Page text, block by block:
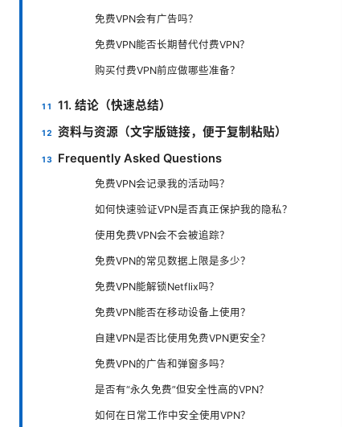
免费VPN会有广告吗？
免费VPN能否长期替代付费VPN？
购买付费VPN前应做哪些准备？
11. 结论（快速总结）
资料与资源（文字版链接，便于复制粘贴）
Frequently Asked Questions
免费VPN会记录我的活动吗？
如何快速验证VPN是否真正保护我的隐私？
使用免费VPN会不会被追踪？
免费VPN的常见数据上限是多少？
免费VPN能解锁Netflix吗？
免费VPN能否在移动设备上使用？
自建VPN是否比使用免费VPN更安全？
免费VPN的广告和弹窗多吗？
是否有“永久免费”但安全性高的VPN？
如何在日常工作中安全使用VPN？